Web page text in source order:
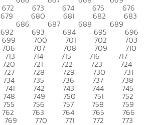
672 673 674 675 676
679 680 681 682 683
686 687 688 689
692 693 694 695 696
699 700 701 702 703
706 707 708 709 710
713 714 715 716 717
720 721 722 723 724
727 728 729 730 731
734 735 736 737 738
741 742 743 744 745
748 749 750 751 752
755 756 757 758 759
762 763 764 765 766
769 770 771 772 773